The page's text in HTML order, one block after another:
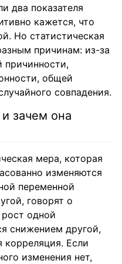
два показателя
кажется, что
Но статистическая
причинам: из-за
причинности,
общей
совпадения.
зачем она
мера, которая
изменяются
переменной
говорят о
одной
снижением другой,
корреляция. Если
изменения нет,